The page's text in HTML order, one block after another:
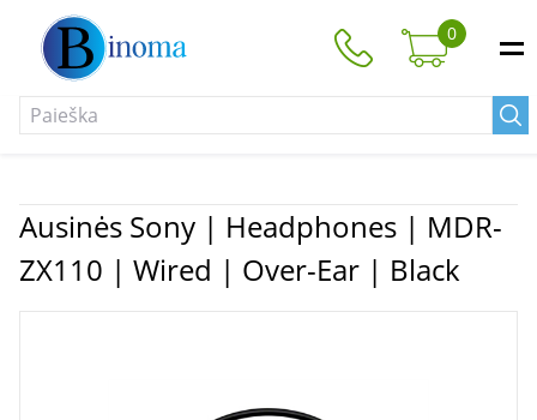
0
Ausinės Sony | Headphones | MDR-
ZX110 | Wired | Over-Ear | Black